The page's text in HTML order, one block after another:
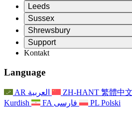
Review
Przewodniczący Przeglądu
Niezależny zespół recenzentów
Zakres uprawnień
Raport końcowy z niezależnego
Często zadawane pytania
Proces przekazywania informacji
Biuletyny informacyjne
Opt Out
Leeds
Review
Przewodniczący Przeglądu
Niezależny zespół recenzentów
Zakres wymagań i obowiązków
Kontakt
Wsparcie psychologiczne dla
Aktualizacje dla rodzin
Zdarzenia
For Staff
Wsparcie dla personelu
Sussex
Review
Przewodniczący Przeglądu
Niezależny zespół recenzentów
Zakres uprawnień
For Families
Aktualizacje dla rodzin
Zdarzenia
Shrewsbury
Review
Zakres zadań w zakresie oceny
Raport końcowy z niezależnego
Pierwszy raport z niezależnego
For Families
Aktualizacje
Support
Leeds
Nottingham
Rodzinna Służba Wsparcia
Wsparcie w sytuacjach
zdrowiem psychicznym
Usługi regionalne Nottingham
Kontakt
Language
AR العربية ZH-HANT 繁體中文
Kurdish
FA فارسی PL Polski